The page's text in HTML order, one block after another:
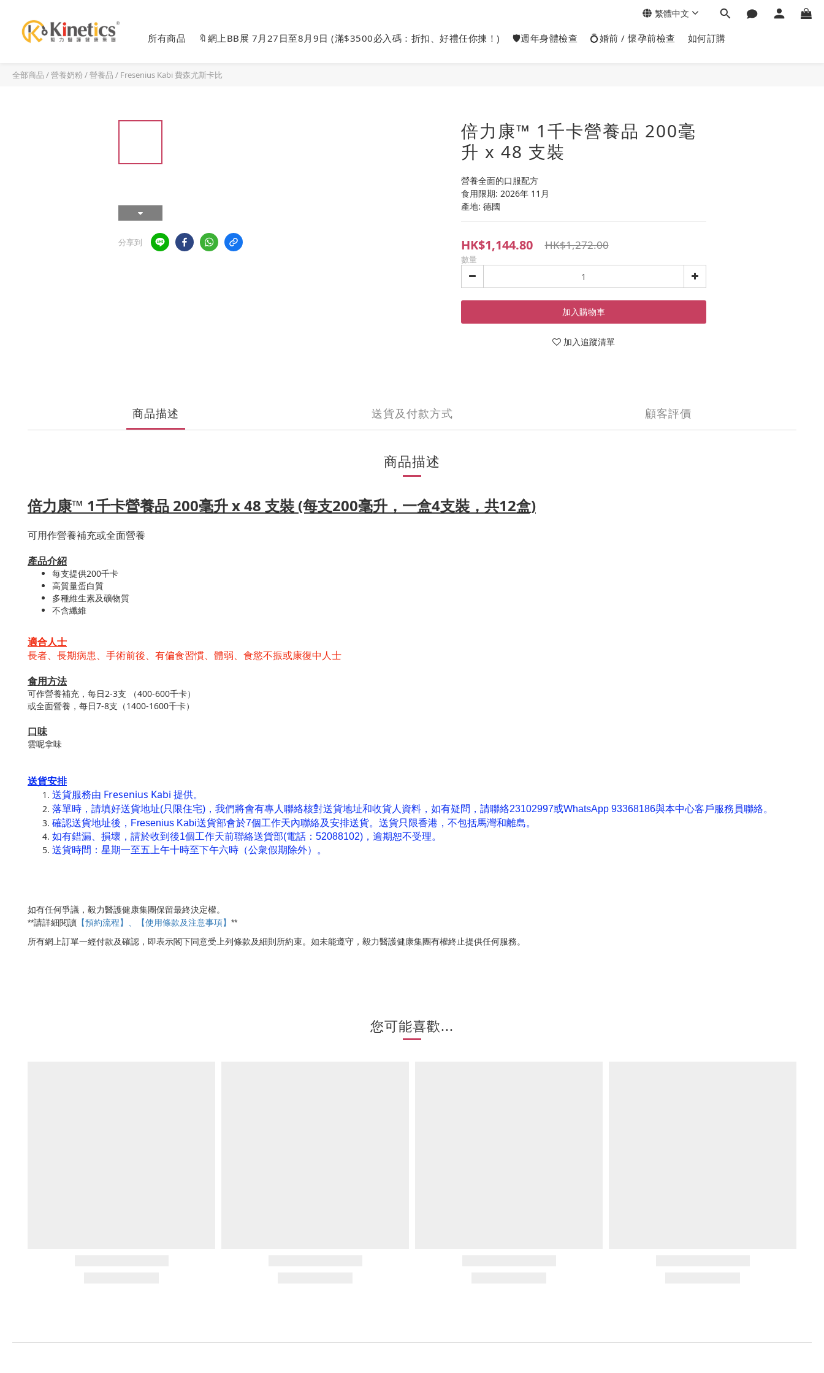
所有商品 🔖網上BB展 7月27日至8月9日 (滿$3500必入碼：折扣、好禮任你揀！) 🛡️週年身體檢查 💍婚前 / 懷孕前檢查 如何訂購
繁體中文
全部商品 /營養奶粉 / 營養品 / Fresenius Kabi 費森尤斯卡比
分享到
倍力康™ 1千卡營養品 200毫
升 x 48 支裝
營養全面的口服配方
食用限期: 2026年 11月
產地: 德國
HK$1,144.80 HK$1,272.00
數量
加入購物車
加入追蹤清單
商品描述 送貨及付款方式 顧客評價
商品描述
倍力康™ 1千卡營養品 200毫升 x 48 支裝 (每支200毫升，一盒4支裝，共12盒)
可用作營養補充或全面營養
產品介紹
每支提供200千卡
高質量蛋白質
多種維生素及礦物質
不含纖維
適合人士
長者、長期病患、手術前後、有偏食習慣、體弱、食慾不振或康復中人士
食用方法
可作營養補充，每日2-3支 （400-600千卡）
或全面營養，每日7-8支（1400-1600千卡）
口味
雲呢拿味
送貨安排
送貨服務由 Fresenius Kabi 提供。
落單時，請填好送貨地址(只限住宅) ，我們將會有專人聯絡核對送貨地址和收貨人資料，如有疑問，請聯絡23102997或WhatsApp 93368186與本中心客戶服務員聯絡。
確認送貨地址後， Fresenius Kabi送貨部會於7個工作天內聯絡及安排送貨。送貨只限香港，不包括馬灣和離島。
如有錯漏、損壞，請於收到後1個工作天前聯絡送貨部(電話：52088102)，逾期恕不受理。
送貨時間：星期一至五上午十時至下午六時（公衆假期除外）。
如有任何爭議，毅力醫護健康集團保留最終決定權。
**請詳細閱讀 【預約流程】、【使用條款及注意事項】 **
所有網上訂單一經付款及確認，即表示閣下同意受上列條款及細則所約束。如未能遵守，毅力醫護健康集團有權終止提供任何服務。
您可能喜歡...